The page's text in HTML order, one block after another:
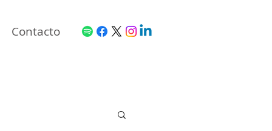
Contacto